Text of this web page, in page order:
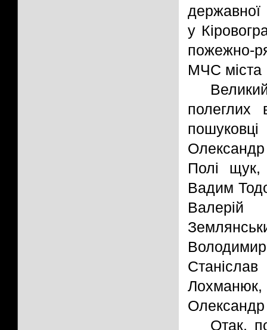
державної
у
пожежно-
МЧС міста
полеглих
Полі щук,
Вадим
Валерій
Отак,